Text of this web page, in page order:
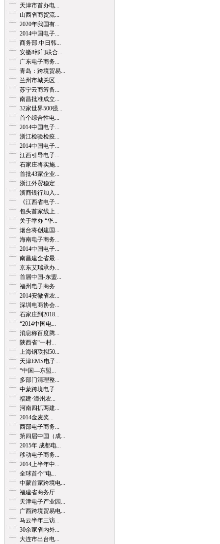
天津市首办电...
山西省商贸流...
2020年我国有...
2014中国电子...
商务部:中日韩...
安徽8部门联合...
广东电子商务...
青岛：跨境贸易...
兰州市城关区...
苏宁云商筹备...
南昌批准成立...
32家世界500强...
首个综合性电...
2014中国电子...
浙江检验检疫...
2014中国电子...
江西引导电子...
石家庄将实施...
首批43家企业...
浙江外贸稳定...
浙商银行加入...
《江西省电子...
包头首家线上...
关于举办 “华...
烟台将创建国...
海南电子商务...
2014中国电子...
南昌建全省最...
京东艾瑞承办...
首届中国-东盟...
福州电子商务...
2014安徽省农...
深圳电商协会...
石家庄到2018...
“2014中国电...
消息称百度腾...
陕西省“一村...
上海钢联拟50...
天津EMS电子...
“中国—东盟...
多部门清理整...
中蒙跨境电子...
福建·漳州农...
河南四抓两建...
2014金麦奖...
西部电子商务...
第四届中国（成...
2015年 成都电...
移动电子商务...
2014上半年中...
全球首个“电...
中蒙首家跨境电...
福建省商务厅...
天津电子产业园...
广西跨境贸易电...
马云半年三访...
30余家省内外...
大连市出台电...